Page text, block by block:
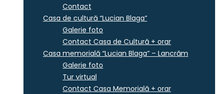
Contact
Casa de cultură “Lucian Blaga”
Galerie foto
Contact Casa de Cultură + orar
Casa memorială “Lucian Blaga” – Lancrăm
Galerie foto
Tur virtual
Contact Casa Memorială + orar